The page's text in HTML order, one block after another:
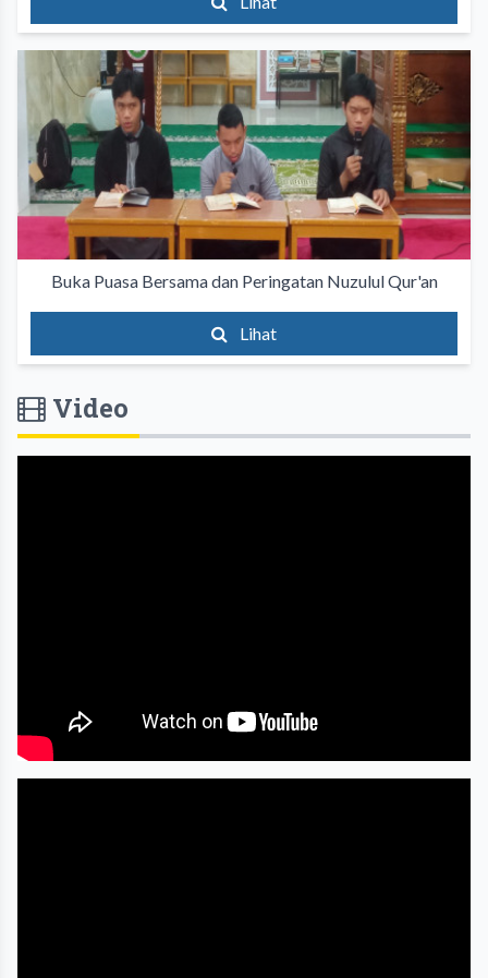
Buka Puasa Bersama dan Peringatan Nuzulul Qur'an
Lihat
Video